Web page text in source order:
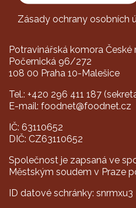
Zásady ochrany osobních
Potravinářská komora České
Počernická 96/272
108 00 Praha 10-Malešice
Tel.: +420 296 411 187
E-mail: foodnet@foodnet.cz
IČ: 63110652
DIČ: CZ63110652
Společnost je zapsaná ve
Městským soudem v Praze
ID datové schránky: snrmxu3